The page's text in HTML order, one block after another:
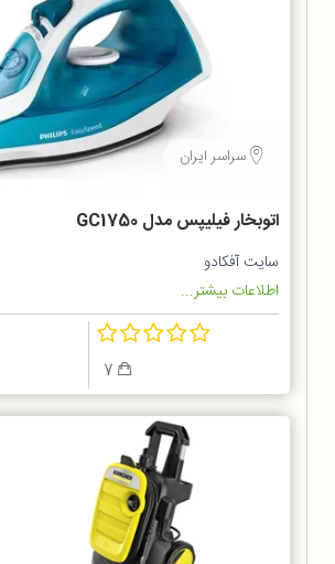
سراسر ایران
اتوبخار فیلیپس مدل GC1750
سایت آفکادو
اطلاعات بیشتر...